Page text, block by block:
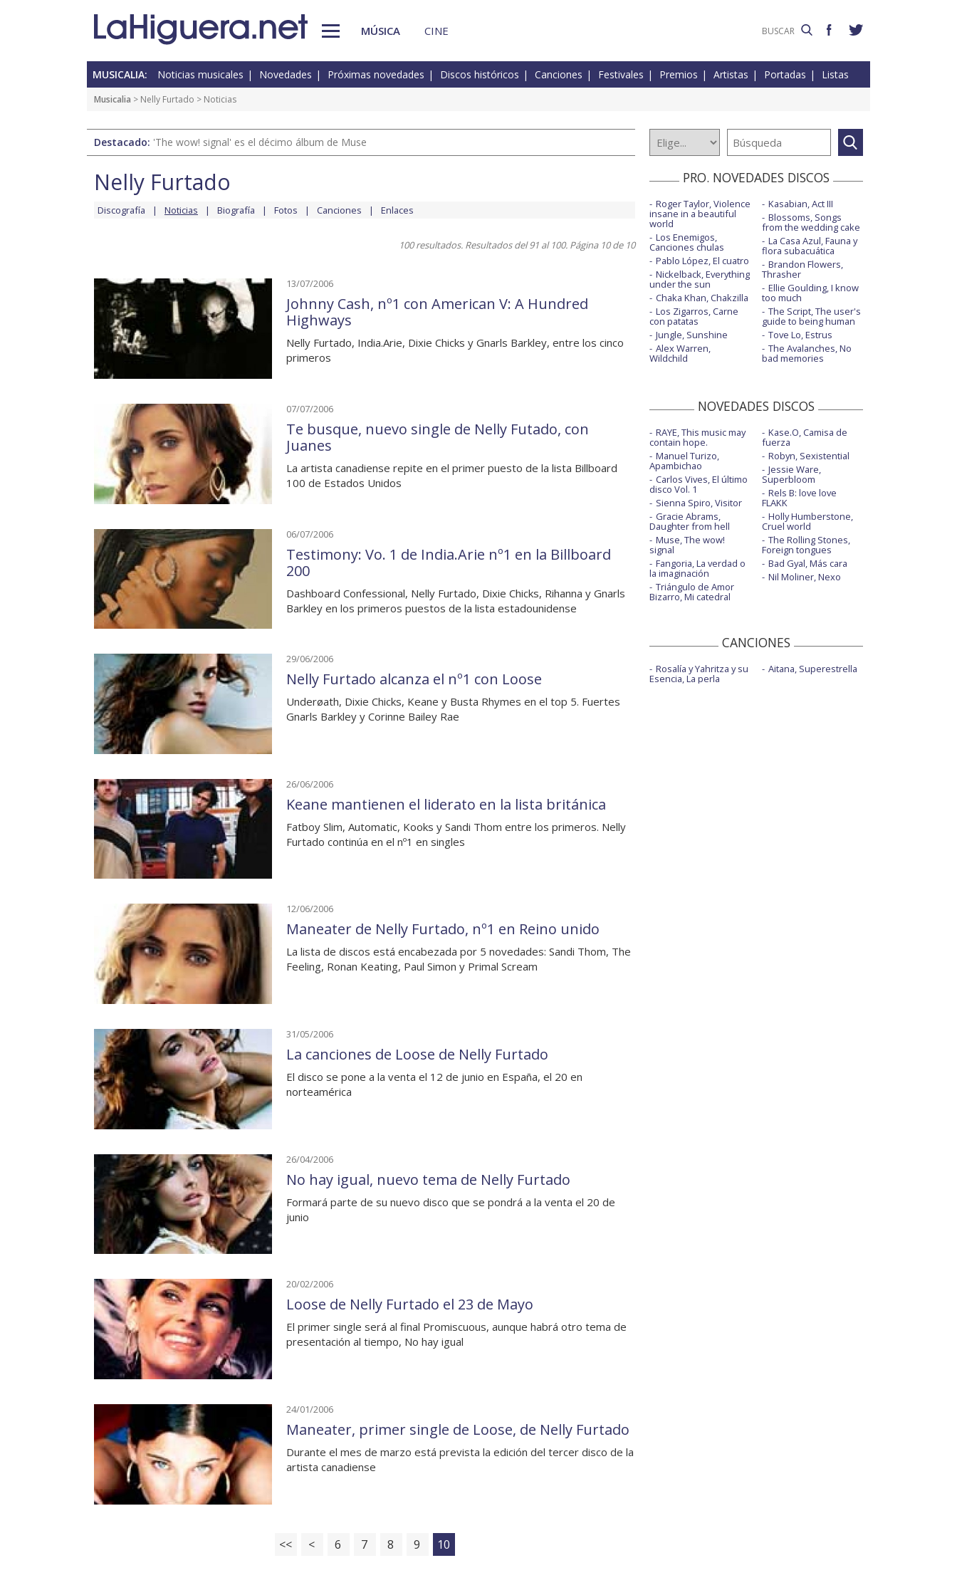
MÚSICA CINE
MUSICALIA: Noticias musicales Novedades Próximas novedades Discos históricos Canciones Festivales Premios Artistas Portadas Listas
Musicalia > Nelly Furtado > Noticias
Destacado: 'The wow! signal' es el décimo álbum de Muse
Nelly Furtado
Discografía Noticias Biografía Fotos Canciones Enlaces
100 resultados. Resultados del 91 al 100. Página 10 de 10
13/07/2006
Johnny Cash, nº1 con American V: A Hundred
Highways
Nelly Furtado, India.Arie, Dixie Chicks y Gnarls Barkley, entre los cinco
primeros
07/07/2006
Te busque, nuevo single de Nelly Futado, con
Juanes
La artista canadiense repite en el primer puesto de la lista Billboard
100 de Estados Unidos
06/07/2006
Testimony: Vo. 1 de India.Arie nº1 en la Billboard
200
Dashboard Confessional, Nelly Furtado, Dixie Chicks, Rihanna y Gnarls
Barkley en los primeros puestos de la lista estadounidense
29/06/2006
Nelly Furtado alcanza el nº1 con Loose
Underøath, Dixie Chicks, Keane y Busta Rhymes en el top 5. Fuertes
Gnarls Barkley y Corinne Bailey Rae
26/06/2006
Keane mantienen el liderato en la lista británica
Fatboy Slim, Automatic, Kooks y Sandi Thom entre los primeros. Nelly
Furtado continúa en el nº1 en singles
12/06/2006
Maneater de Nelly Furtado, nº1 en Reino unido
La lista de discos está encabezada por 5 novedades: Sandi Thom, The
Feeling, Ronan Keating, Paul Simon y Primal Scream
31/05/2006
La canciones de Loose de Nelly Furtado
El disco se pone a la venta el 12 de junio en España, el 20 en
norteamérica
26/04/2006
No hay igual, nuevo tema de Nelly Furtado
Formará parte de su nuevo disco que se pondrá a la venta el 20 de
junio
20/02/2006
Loose de Nelly Furtado el 23 de Mayo
El primer single será al final Promiscuous, aunque habrá otro tema de
presentación al tiempo, No hay igual
24/01/2006
Maneater, primer single de Loose, de Nelly Furtado
Durante el mes de marzo está prevista la edición del tercer disco de la
artista canadiense
<< < 6 7 8 9 10
PRO. NOVEDADES DISCOS
Roger Taylor, Violence
insane in a beautiful
world
Los Enemigos,
Canciones chulas
Pablo López, El cuatro
Nickelback, Everything
under the sun
Chaka Khan, Chakzilla
Los Zigarros, Carne
con patatas
Jungle, Sunshine
Alex Warren,
Wildchild
Kasabian, Act III
Blossoms, Songs
from the wedding cake
La Casa Azul, Fauna y
flora subacuática
Brandon Flowers,
Thrasher
Ellie Goulding, I know
too much
The Script, The user's
guide to being human
Tove Lo, Estrus
The Avalanches, No
bad memories
NOVEDADES DISCOS
RAYE, This music may
contain hope.
Manuel Turizo,
Apambichao
Carlos Vives, El último
disco Vol. 1
Sienna Spiro, Visitor
Gracie Abrams,
Daughter from hell
Muse, The wow!
signal
Fangoria, La verdad o
la imaginación
Triángulo de Amor
Bizarro, Mi catedral
Kase.O, Camisa de
fuerza
Robyn, Sexistential
Jessie Ware,
Superbloom
Rels B: love love
FLAKK
Holly Humberstone,
Cruel world
The Rolling Stones,
Foreign tongues
Bad Gyal, Más cara
Nil Moliner, Nexo
CANCIONES
Rosalía y Yahritza y su
Esencia, La perla
Aitana, Superestrella